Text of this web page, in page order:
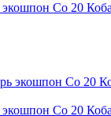
Co 20
Co 20